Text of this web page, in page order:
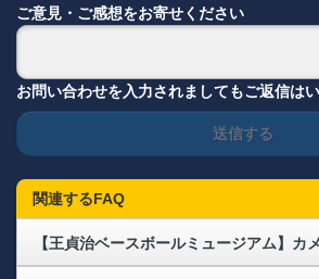
ご意見・ご感想をお寄せください
お問い合わせを入力されましてもご返信は
送信する
関連するFAQ